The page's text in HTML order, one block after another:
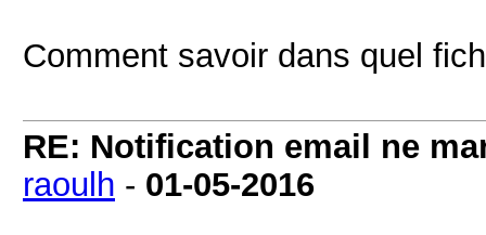
Comment savoir dans quel
RE: Notification email ne
raoulh - 01-05-2016